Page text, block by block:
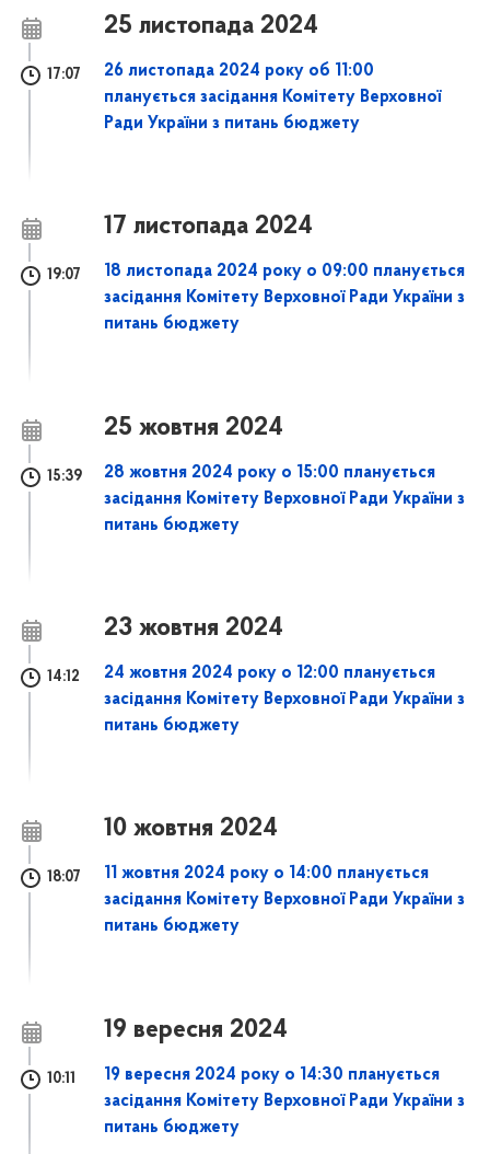
25 листопада 2024
17:07
26 листопада 2024 року об 11:00
планується засідання Комітету Верховної
Ради України з питань бюджету
17 листопада 2024
19:07
18 листопада 2024 року о 09:00 планується
засідання Комітету Верховної Ради України з
питань бюджету
25 жовтня 2024
15:39
28 жовтня 2024 року о 15:00 планується
засідання Комітету Верховної Ради України з
питань бюджету
23 жовтня 2024
14:12
24 жовтня 2024 року о 12:00 планується
засідання Комітету Верховної Ради України з
питань бюджету
10 жовтня 2024
18:07
11 жовтня 2024 року о 14:00 планується
засідання Комітету Верховної Ради України з
питань бюджету
19 вересня 2024
10:11
19 вересня 2024 року о 14:30 планується
засідання Комітету Верховної Ради України з
питань бюджету